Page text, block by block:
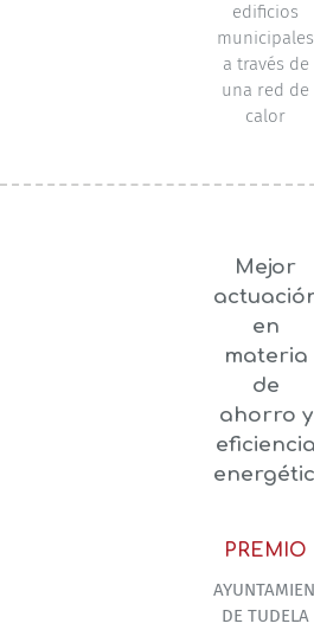
edificios
municipales
a través de
una red de
calor
Mejor
en
materia
de
ahorro y
eficiencia
PREMIO
DE TUDELA